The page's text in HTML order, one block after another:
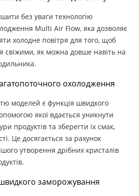
без уваги технологію
Multi Air Flow, яка дозволяє
холодне повітря для того, щоб
свіжими, як можна довше навіть на
моделей є функція швидкого
якої вдається уникнути
продуктів та зберегти їх смак,
Це досягається за рахунок
утворення дрібних кристалів